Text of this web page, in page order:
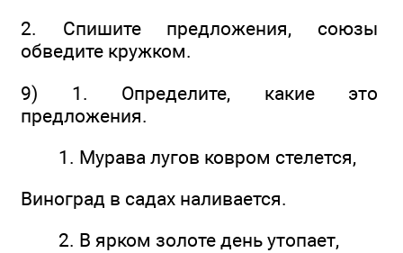
2. Спишите предложения, союзы
обведите кружком.
9) 1. Определите, какие это
предложения.
1. Мурава лугов ковром стелется,
Виноград в садах наливается.
2. В ярком золоте день утопает,